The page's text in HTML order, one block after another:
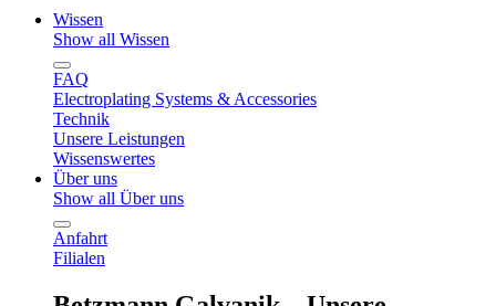
Wissen
Show all Wissen
FAQ
Electroplating Systems & Accessories
Technik
Unsere Leistungen
Wissenswertes
Über uns
Show all Über uns
Anfahrt
Filialen